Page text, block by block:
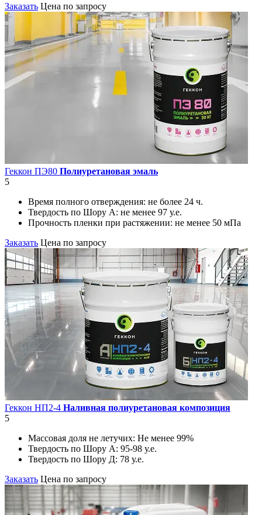
Заказать Цена по запросу
Геккон ПЭ80 Полиуретановая эмаль
5
Время полного отверждения: не более 24 ч.
Твердость по Шору А: не менее 97 у.е.
Прочность пленки при растяжении: не менее 50 мПа
Заказать Цена по запросу
Геккон НП2-4 Наливная полиуретановая композиция
5
Массовая доля не летучих: Не менее 99%
Твердость по Шору А: 95-98 у.е.
Твердость по Шору Д: 78 у.е.
Заказать Цена по запросу